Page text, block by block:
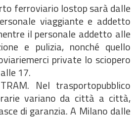
ferroviario lostop sarà dalle
viaggiante e addetto
il personale addetto alle
e pulizia, nonché quello
private lo sciopero
17.
Nel trasportopubblico
variano da città a città,
di garanzia. A Milano dalle